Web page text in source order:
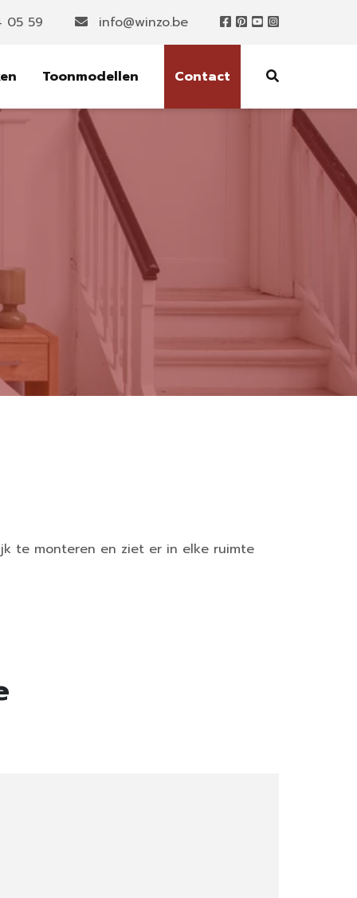
05 59 info@winzo.be
Toonmodellen Contact
te monteren en ziet er in elke ruimte